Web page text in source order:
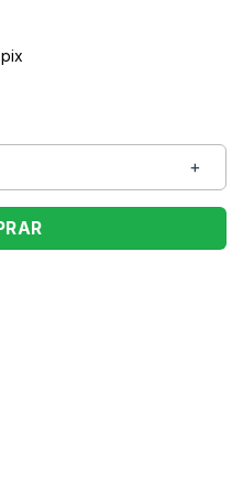
Prata M 35x25x11 Cromus